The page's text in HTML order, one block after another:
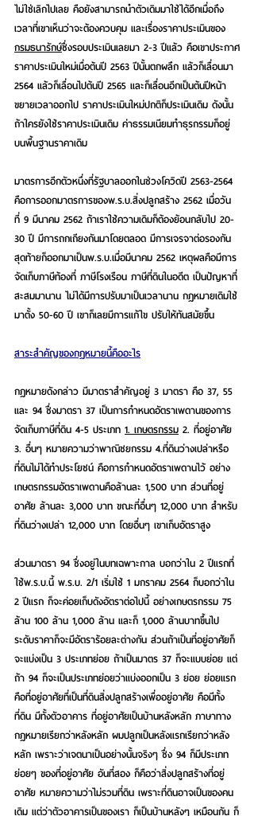
ไม่ใช่เลิกไปเลย คือยังสามารถนำตัวเดิมมาใช้ได้อีกเมื่อถึง
เวลาที่เขาเห็นว่าจะต้องควบคุม และเรื่องราคาประเมินของ
กรมธนารักษ์ซึ่งรอบประเมินเลยมา 2-3 ปีแล้ว คือเขาประกาศ
ราคาประเมินใหม่เมื่อต้นปี 2563 ปีนั้นตกผลึก แล้วก็เลื่อนมา
2564 แล้วก็เลื่อนไปต้นปี 2565 และก็เลื่อนอีกเป็นต้นปีหน้า
ขยายเวลาออกไป ราคาประเมินใหม่ปกติก็ประเมินเดิม ดังนั้น
ถ้าใครยังใช้ราคาประเมินเดิม ค่าธรรมเนียมทำธุรกรรมก็อยู่
บนพื้นฐานราคาเดิม
มาตรการอีกตัวหนึ่งที่รัฐบาลออกในช่วงโควิดปี 2563-2564
คือการออกมาตรการของพ.ร.บ.สิ่งปลูกสร้าง 2562 เมื่อวัน
ที่ 9 มีนาคม 2562 ถ้าเราใช้ความเดิมก็ต้องย้อนกลับไป 20-
30 ปี มีการถกเถียงกันมาโดยตลอด มีการเจรจาต่อรองกัน
สุดท้ายก็ออกมาเป็นพ.ร.บ.เมื่อมีนาคม 2562 เหตุผลคือมีการ
จัดเก็บภาษีท้องที่ ภาษีโรงเรือน ภาษีที่ดินในอดีต เป็นปัญหาที่
สะสมมานาน ไม่ได้มีการปรับมาเป็นเวลานาน กฎหมายเดิมใช้
มาตั้ง 50-60 ปี เขาก็เลยมีการแก้ไข ปรับให้ทันสมัยขึ้น
สาระสำคัญของกฎหมายนี้คืออะไร
กฎหมายดังกล่าว มีมาตราสำคัญอยู่ 3 มาตรา คือ 37, 55
และ 94 ซึ่งมาตรา 37 เป็นการกำหนดอัตราเพดานของการ
จัดเก็บภาษีที่ดิน 4-5 ประเภท 1. เกษตรกรรม 2. ที่อยู่อาศัย
3. อื่นๆ หมายความว่าพาณิชยกรรม 4.ที่ดินว่างเปล่าหรือ
ที่ดินไม่ได้ทำประโยชน์ คือการกำหนดอัตราเพดานไว้ อย่าง
เกษตรกรรมอัตราเพดานคือล้านละ 1,500 บาท ส่วนที่อยู่
อาศัย ล้านละ 3,000 บาท ขณะที่อื่นๆ 12,000 บาท สำหรับ
ที่ดินว่างเปล่า 12,000 บาท โดยอื่นๆ เขาเก็บอัตราสูง
ส่วนมาตรา 94 ซึ่งอยู่ในบทเฉพาะกาล บอกว่าใน 2 ปีแรกที่
ใช้พ.ร.บ.นี้ พ.ร.บ. 2/1 เริ่มใช้ 1 มกราคม 2564 ก็บอกว่าใน
2 ปีแรก ก็จะค่อยเก็บดังอัตราต่อไปนี้ อย่างเกษตรกรรม 75
ล้าน 100 ล้าน 1,000 ล้าน และก็ 1,000 ล้านบาทขึ้นไป
ระดับราคาก็จะมีอัตราร้อยละต่างกัน ส่วนถ้าเป็นที่อยู่อาศัยก็
จะแบ่งเป็น 3 ประเภทย่อย ถ้าเป็นมาตร 37 ก็จะแบบย่อย แต่
ถ้า 94 ก็จะเป็นประเภทย่อยว่าแบ่งออกเป็น 3 ย่อย ย่อยแรก
คือที่อยู่อาศัยที่เป็นที่ดินสิ่งปลูกสร้างเพื่ออยู่อาศัย คือมีทั้ง
ที่ดิน มีทั้งตัวอาคาร ที่อยู่อาศัยเป็นบ้านหลังหลัก ภาษาทาง
กฎหมายเรียกว่าหลังหลัก ผมปลูกเป็นหลังแรกเรียกว่าหลัง
หลัก เพราะว่าเจตนาเป็นอย่างนั้นจริงๆ ซึ่ง 94 ก็มีประเภท
ย่อยๆ ของที่อยู่อาศัย อันที่สอง ก็คือว่าสิ่งปลูกสร้างที่อยู่
อาศัย หมายความว่าไม่รวมที่ดิน เพราะที่ดินอาจเป็นของคน
เดิม แต่ว่าตัวอาคารเป็นของเรา ก็เป็นบ้านหลังๆ เหมือนกัน ก็